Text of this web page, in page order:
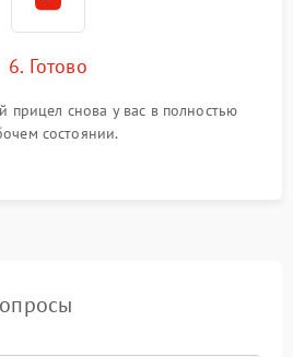
6. Готово
прицел снова у вас в полностью
состоянии.